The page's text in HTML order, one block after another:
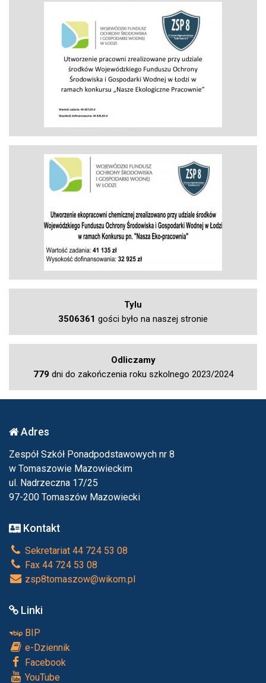
Tylu
3506361 gości było na naszej stronie
Odliczamy
779 dni do zakończenia roku szkolnego 2023/2024
Adres
Zespół Szkół Ponadpodstawowych nr 8
w Tomaszowie Mazowieckim
ul. Nadrzeczna 17/25
97-200 Tomaszów Mazowiecki
Kontakt
Sekretariat 44 724 53 08
Fax 44 724 53 08
zsp8tomaszow@wikom.pl
Linki
BIP
e-Dziennik
Facebook
YouTube